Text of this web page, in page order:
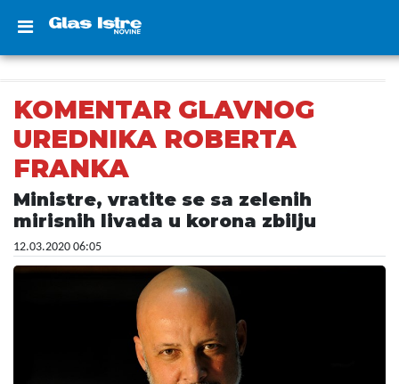
KOMENTAR GLAVNOG
UREDNIKA ROBERTA
FRANKA
Ministre, vratite se sa zelenih
mirisnih livada u korona zbilju
12.03.2020 06:05